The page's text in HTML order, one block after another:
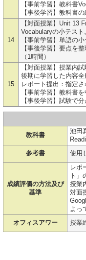
【事前学習】教科書
【事後学習】教科書
14
【対面授業】Unit 13
Vocabularyの小テス
【事前学習】単語の
【事後学習】要点を
（1時間）
15
【対面授業】授業内
後期に学習した内容
レポート提出：指定
【事前学習】教科書
【事後学習】試験で
教科書
池田
参考書
使用
成績評価の方法及び
基準
レポ
ト
授業
対面
よっ
オフィスアワー
授業